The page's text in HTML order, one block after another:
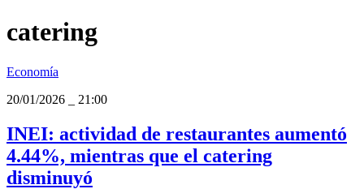
catering
Economía
20/01/2026
21:00
INEI: actividad de restaurantes aumentó
4.44%, mientras que el catering
disminuyó